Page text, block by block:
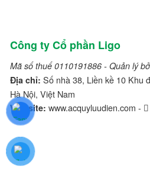
Công ty Cổ phần Ligo
Mã số thuế 0110191886 - Quản lý
Địa chỉ: Số nhà 38, Liền kề 10 Khu
Hà Nội, Việt Nam
Website: www.acquyluudien.com -